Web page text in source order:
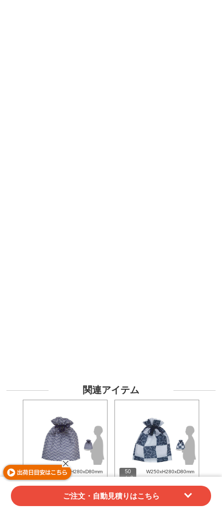
ご注文・自動見積りはこちら
関連アイテム
50 W250xH280xD80mm 50
g/m2
W250xH280xD80mm